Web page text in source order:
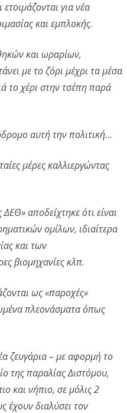
για νέα
και εμπλοκής.
και ωραρίων,
με το ζόρι μέχρι τα μέσα
το χέρι στην τσέπη παρά
αυτή την πολιτική…
μέρες καλλιεργώντας
αποδείχτηκε ότι είναι
ομίλων, ιδιαίτερα
και των
βιομηχανίες κλπ.
ως «παροχές»
πλεονάσματα όπως
ζευγάρια – με αφορμή το
της παραλίας Διστόμου,
και νήπιο, σε μόλις 2
έχουν διαλύσει τον